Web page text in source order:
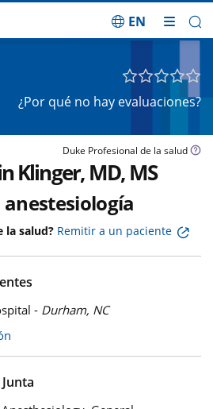
EN
¿Por qué no hay evaluaciones?
Duke Profesional de la salud
Klinger, MD, MS
anestesiología
la salud? Remitir a un paciente
- Durham, NC